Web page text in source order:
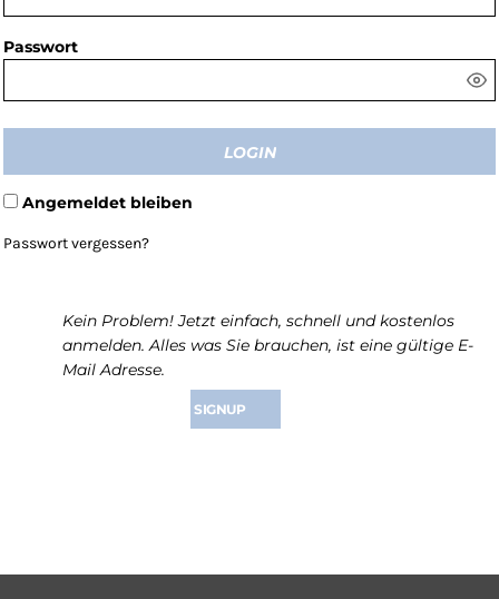
Passwort
LOGIN
Angemeldet bleiben
Passwort vergessen?
Kein Problem! Jetzt einfach, schnell und kostenlos
anmelden. Alles was Sie brauchen, ist eine gültige E-
Mail Adresse.
SIGNUP